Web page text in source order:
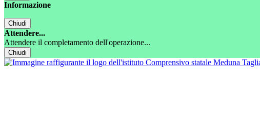
Informazione
Chiudi
Attendere...
Attendere il completamento dell'operazione...
Chiudi